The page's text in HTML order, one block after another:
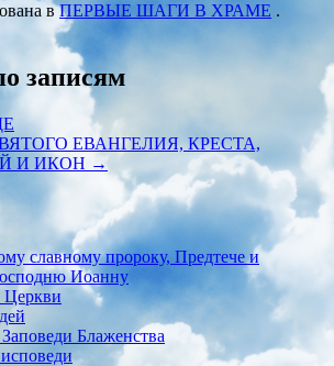
вПЕРВЫЕ ШАГИ В ХРАМЕ .
записям
ЕВАНГЕЛИЯ, КРЕСТА,
И ИКОН →
славному пророку, Предтече и
Иоанну
Церкви
Блаженства